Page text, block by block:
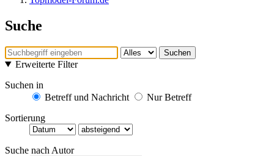
Suche
Suchen
Erweiterte Filter
Suchen in
Betreff und Nachricht
Nur Betreff
Sortierung
Suche nach Autor